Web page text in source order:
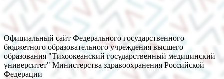
Официальный сайт Федерального государственного
бюджетного образовательного учреждения высшего
образования "Тихоокеанский государственный медицинский
университет" Министерства здравоохранения Российской
Федерации